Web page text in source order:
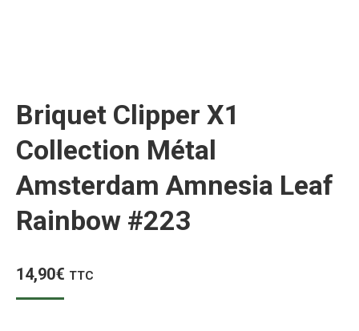
Briquet Clipper X1
Collection Métal
Amsterdam Amnesia Leaf
Rainbow #223
14,90€ TTC